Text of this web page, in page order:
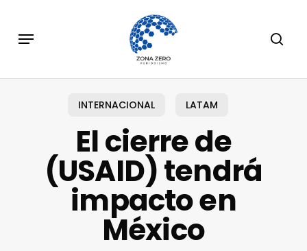
main
Menu
INTERNACIONAL LATAM
El cierre de
(USAID) tendrá
impacto en
México